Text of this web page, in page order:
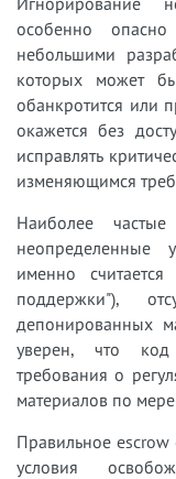
особенно
небольшими
которых может
обанкротится или
окажется без
исправлять
изменяющимся
Наиболее
неопределенные
именно
поддержки"),
депонированных
уверен, что
требования о
материалов по
Правильное escrow
условия